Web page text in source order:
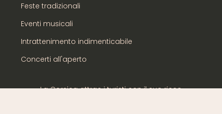
Feste tradizionali
Eventi musicali
Intrattenimento indimenticabile
Concerti all'aperto
La Corsica attrae i turisti con il suo ricco